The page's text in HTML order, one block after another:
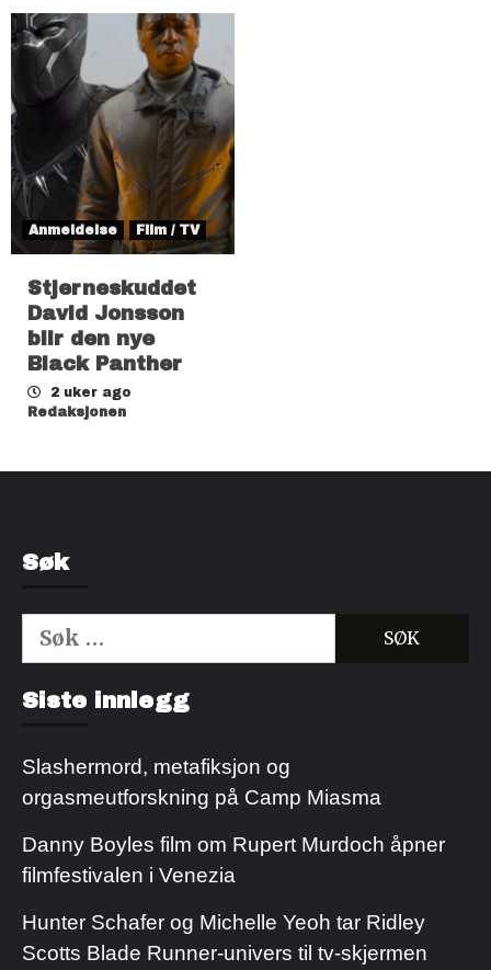
Anmeldelse Film / TV
Stjerneskuddet
David Jonsson
blir den nye
Black Panther
2 uker ago
Redaksjonen
Søk
Søk
etter:
Siste innlegg
Slashermord, metafiksjon og
orgasmeutforskning på Camp Miasma
Danny Boyles film om Rupert Murdoch åpner
filmfestivalen i Venezia
Hunter Schafer og Michelle Yeoh tar Ridley
Scotts Blade Runner-univers til tv-skjermen